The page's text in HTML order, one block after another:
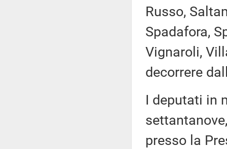
Russo,
Spadafora,
Vignaroli,
decorrere
I deputati in
presso la